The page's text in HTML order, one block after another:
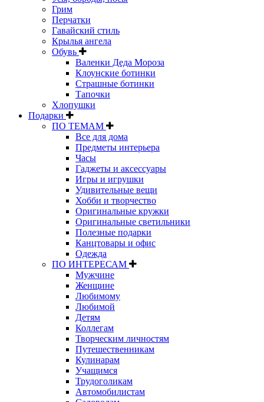
Грим
Перчатки
Гавайский стиль
Крылья ангела
Обувь
Валенки Деда Мороза
Клоунские ботинки
Страшные ботинки
Тапочки
Хлопушки
Подарки
ПО ТЕМАМ
Все для дома
Предметы интерьера
Часы
Гаджеты и аксессуары
Игры и игрушки
Удивительные вещи
Хобби и творчество
Оригинальные кружки
Оригинальные светильники
Полезные подарки
Канцтовары и офис
Одежда
ПО ИНТЕРЕСАМ
Мужчине
Женщине
Любимому
Любимой
Детям
Коллегам
Творческим личностям
Путешественникам
Кулинарам
Учащимся
Трудоголикам
Автомобилистам